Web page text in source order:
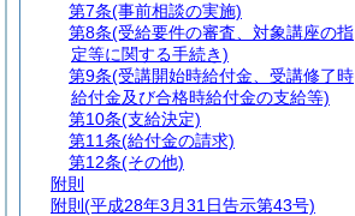
第7条(事前相談の実施)
第8条(受給要件の審査、対象講座の指
定等に関する手続き)
第9条(受講開始時給付金、受講修了時
給付金及び合格時給付金の支給等)
第10条(支給決定)
第11条(給付金の請求)
第12条(その他)
附則
附則 (平成28年3月31日告示第43号)